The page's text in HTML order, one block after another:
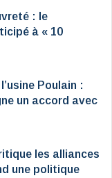
: le
à « 10
Poulain :
un accord avec
les alliances
une politique